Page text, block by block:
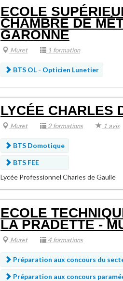
ECOLE
CHAMBRE DE
GARONNE
Muret 1 formation
BTS OL - Opticien Lunetier
LYCÉE CHARLES
Muret 2 formations 1 avis
BTS Domotique
BTS FEE
Lycée Professionnel Charles de Gaulle
ECOLE
LA PRADETTE -
Muret 4 formations
Préparation aux concours du
Préparation aux concours